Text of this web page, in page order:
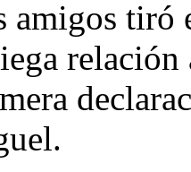
amigos tiró
relación